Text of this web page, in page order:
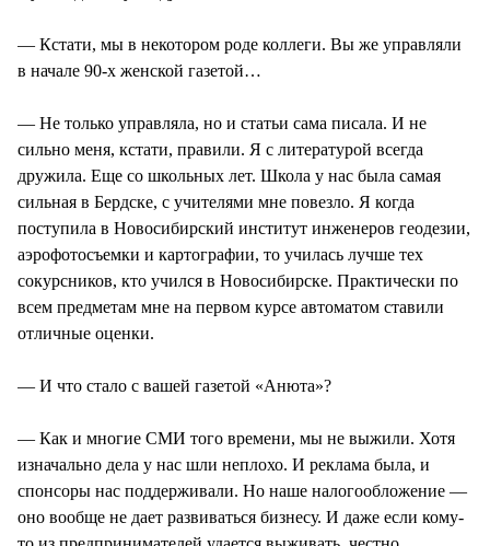
— Кстати, мы в некотором роде коллеги. Вы же управляли
в начале 90-х женской газетой…
— Не только управляла, но и статьи сама писала. И не
сильно меня, кстати, правили. Я с литературой всегда
дружила. Еще со школьных лет. Школа у нас была самая
сильная в Бердске, с учителями мне повезло. Я когда
поступила в Новосибирский институт инженеров геодезии,
аэрофотосъемки и картографии, то училась лучше тех
сокурсников, кто учился в Новосибирске. Практически по
всем предметам мне на первом курсе автоматом ставили
отличные оценки.
— И что стало с вашей газетой «Анюта»?
— Как и многие СМИ того времени, мы не выжили. Хотя
изначально дела у нас шли неплохо. И реклама была, и
спонсоры нас поддерживали. Но наше налогообложение —
оно вообще не дает развиваться бизнесу. И даже если кому-